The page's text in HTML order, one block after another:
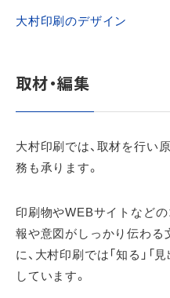
大村印刷のデザイン
取材・編集
大村印刷では、取材を行い
務も承ります。
印刷物やWEBサイトなど
報や意図がしっかり伝わる
に、大村印刷では「知る」「
しています。